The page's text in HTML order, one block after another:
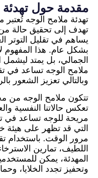
مقدمة حول تهدئة
تهدئة ملامح الوجه تُعتبر
تهدف إلى تحقيق حالة من
يساهم في تقليل
بشكل عام. هذا المفهوم
الجمالي، بل يمتد
ملامح الوجه تساعد في
وبالتالي تعزيز الشعور
تتكون ملامح الوجه من
تعكس حالاتنا النفسية
مريحة للوجه تساعد في
التي قد تظهر على هيئة
مرور الوقت. باستخدام
اللطيف، تمارين
المهدئة، يمكن
وتحفيز تجدد الخلايا،